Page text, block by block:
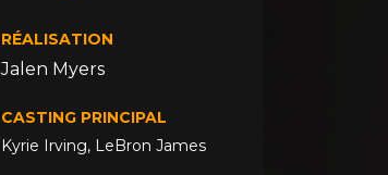
RÉALISATION
Jalen Myers
CASTING PRINCIPAL
Kyrie Irving, LeBron James